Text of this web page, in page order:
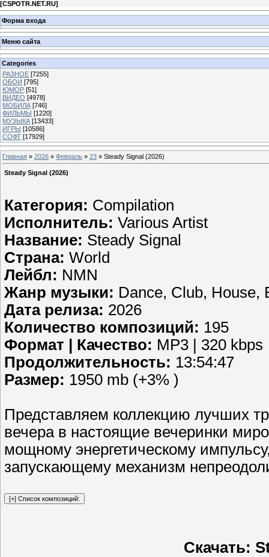
[CSPOTR.NET.RU]
Форма входа
Меню сайта
Categories
РАЗНОЕ [7255]
ОБОИ [795]
ЮМОР [51]
ВИДЕО [4978]
МОБИЛА [746]
ФИЛЬМЫ [1220]
МУЗЫКА [13433]
ИГРЫ [10586]
СОФТ [17929]
Главная » 2026 » Февраль » 23 » Steady Signal (2026)
Steady Signal (2026)
Категория: Compilation
Исполнитель: Various Artist
Название: Steady Signal
Страна: World
Лейбл: NMN
Жанр музыки: Dance, Club, House,
Дата релиза: 2026
Количество композиций: 195
Формат | Качество: MP3 | 320 kbps
Продолжительность: 13:54:47
Размер: 1950 mb (+3% )
Представляем коллекцию лучших
вечера в настоящие вечеринки
мощному энергетическому
запускающему механизм
Скачать: